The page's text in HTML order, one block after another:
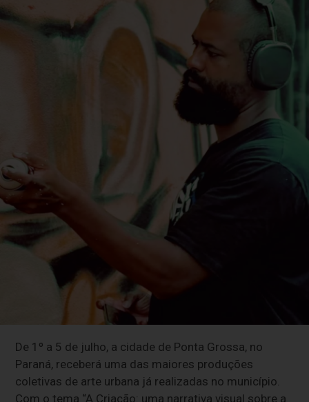
De 1º a 5 de julho, a cidade de Ponta Grossa, no
Paraná, receberá uma das maiores produções
coletivas de arte urbana já realizadas no município.
Com o tema “A Criação: uma narrativa visual sobre a